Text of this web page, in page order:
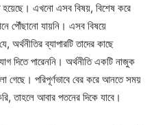
হয়েছে। এখনো এসব বিষয়, বিশেষ করে
পৌঁছানো যায়নি। এসব বিষয়ে
অর্থনীতির ব্যাপারটি তাদের কাছে
দিতে পারেননি। অর্থনীতি একটি নাজুক
গেছে। পরিপূর্ণভাবে বের করে আনতে সময়
তাহলে আবার পতনের দিকে যাবে।